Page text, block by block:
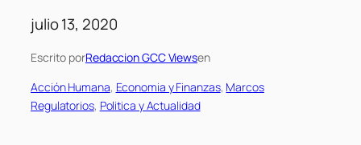
julio 13, 2020
Escrito porRedaccion GCC Viewsen
Acción Humana, Economia y Finanzas, Marcos
Regulatorios, Politica y Actualidad